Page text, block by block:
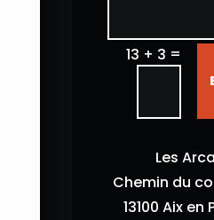
13 + 3 =
Les
Chemin du
13100 Aix en